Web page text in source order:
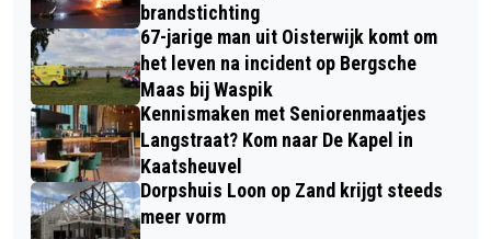
brandstichting
67-jarige man uit Oisterwijk komt om
het leven na incident op Bergsche
Maas bij Waspik
Kennismaken met Seniorenmaatjes
Langstraat? Kom naar De Kapel in
Kaatsheuvel
Dorpshuis Loon op Zand krijgt steeds
meer vorm